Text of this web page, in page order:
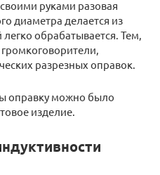
руками разовая
диаметра делается из
обрабатывается. Тем,
разрезных оправок.
оправку можно было
изделие.